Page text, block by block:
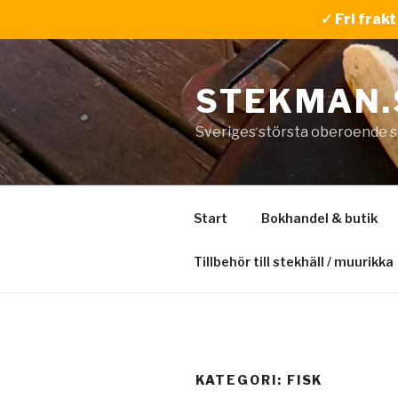
✓ Fri frakt
Hoppa
innehåll
Sveriges största oberoende
Start Bokhandel & butik
Tillbehör till stekhäll / muurikka
KATEGORI: FISK